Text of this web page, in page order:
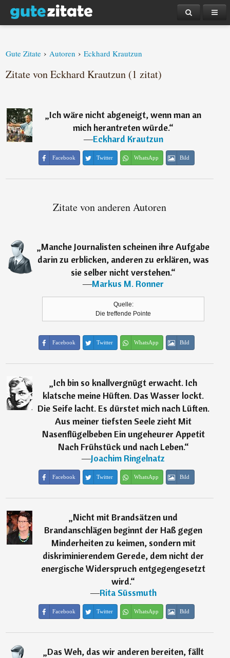
Gute Zitate › Autoren › Eckhard Krautzun
Zitate von Eckhard Krautzun (1 zitat)
„Ich wäre nicht abgeneigt, wenn man an
mich herantreten würde.“
―Eckhard Krautzun
Facebook Twitter WhatsApp Bild
Zitate von anderen Autoren
„Manche Journalisten scheinen ihre Aufgabe
darin zu erblicken, anderen zu erklären, was
sie selber nicht verstehen.“
―Markus M. Ronner
Quelle:
Die treffende Pointe
Facebook Twitter WhatsApp Bild
„Ich bin so knallvergnügt erwacht. Ich
klatsche meine Hüften. Das Wasser lockt.
Die Seife lacht. Es dürstet mich nach Lüften.
Aus meiner tiefsten Seele zieht Mit
Nasenflügelbeben Ein ungeheurer Appetit
Nach Frühstück und nach Leben.“
―Joachim Ringelnatz
Facebook Twitter WhatsApp Bild
„Nicht mit Brandsätzen und
Brandanschlägen beginnt der Haß gegen
Minderheiten zu keimen, sondern mit
diskriminierendem Gerede, dem nicht der
energische Widerspruch entgegengesetzt
wird.“
―Rita Süssmuth
Facebook Twitter WhatsApp Bild
„Das Weh, das wir anderen bereiten, fällt